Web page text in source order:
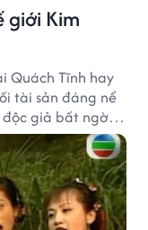
giới Kim
Quách Tĩnh hay
tài sản đáng nể
giả bất ngờ
toàn không